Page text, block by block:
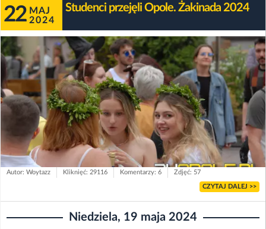
22 MAJ
2024
Studenci przejęli Opole. Żakinada 2024
Autor: Woytazz Kliknięć: 29116 Komentarzy: 6 Zdjęć: 57
CZYTAJ DALEJ >>
Niedziela, 19 maja 2024